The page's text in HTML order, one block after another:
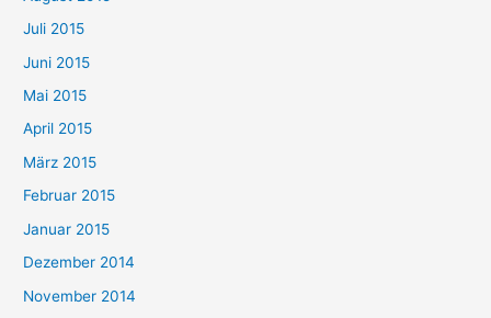
Juli 2015
Juni 2015
Mai 2015
April 2015
März 2015
Februar 2015
Januar 2015
Dezember 2014
November 2014